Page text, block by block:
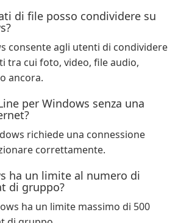
di file posso condividere su
consente agli utenti di condividere
tra cui foto, video, file audio,
ancora.
per Windows senza una
richiede una connessione
correttamente.
ha un limite al numero di
di gruppo?
ha un limite massimo di 500